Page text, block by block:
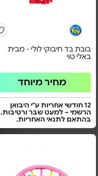
בובת בד חיבוקי לולי - מבית
באלי טוי
מחיר מיוחד
12 חודשי אחריות ע"י היבואן
הרשמי – למעט שבר ורטיבות,
בהתאם לתנאי האחריות.